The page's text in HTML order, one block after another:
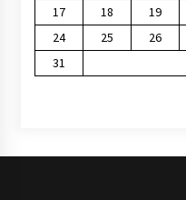
17
18 19
24
25 26
31